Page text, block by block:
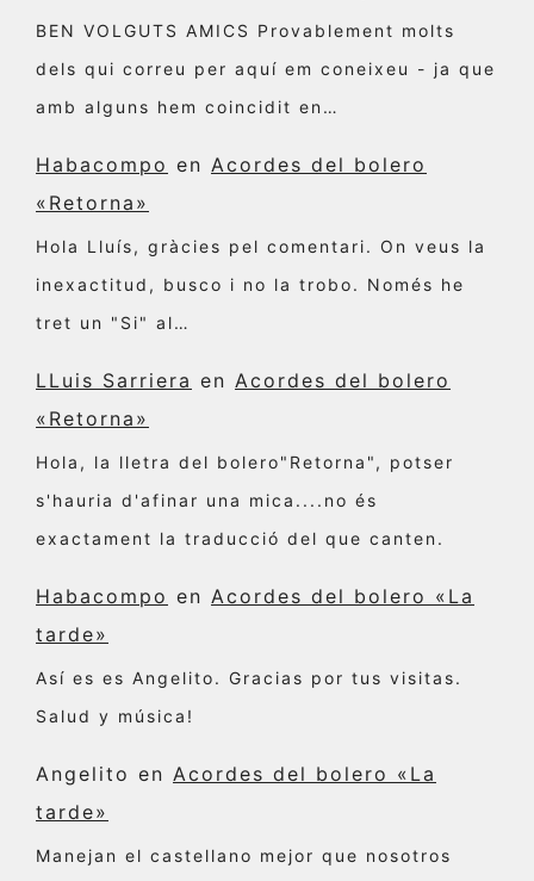
BEN VOLGUTS AMICS Provablement molts
dels qui correu per aquí em coneixeu - ja que
amb alguns hem coincidit en…
Habacompo en Acordes del bolero
«Retorna»
Hola Lluís, gràcies pel comentari. On veus la
inexactitud, busco i no la trobo. Només he
tret un "Si" al…
LLuis Sarriera en Acordes del bolero
«Retorna»
Hola, la lletra del bolero"Retorna", potser
s'hauria d'afinar una mica....no és
exactament la traducció del que canten.
Habacompo en Acordes del bolero «La
tarde»
Así es es Angelito. Gracias por tus visitas.
Salud y música!
Angelito en Acordes del bolero «La
tarde»
Manejan el castellano mejor que nosotros